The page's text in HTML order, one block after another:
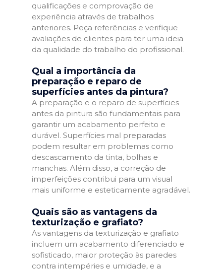
qualificações e comprovação de
experiência através de trabalhos
anteriores. Peça referências e verifique
avaliações de clientes para ter uma ideia
da qualidade do trabalho do profissional.
Qual a importância da
preparação e reparo de
superfícies antes da pintura?
A preparação e o reparo de superfícies
antes da pintura são fundamentais para
garantir um acabamento perfeito e
durável. Superfícies mal preparadas
podem resultar em problemas como
descascamento da tinta, bolhas e
manchas. Além disso, a correção de
imperfeições contribui para um visual
mais uniforme e esteticamente agradável.
Quais são as vantagens da
texturização e grafiato?
As vantagens da texturização e grafiato
incluem um acabamento diferenciado e
sofisticado, maior proteção às paredes
contra intempéries e umidade, e a